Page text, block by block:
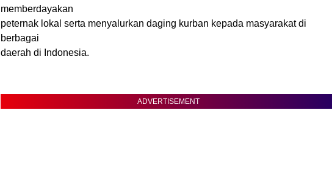
memberdayakan
peternak lokal serta menyalurkan daging kurban kepada masyarakat di
berbagai
daerah di Indonesia.
ADVERTISEMENT